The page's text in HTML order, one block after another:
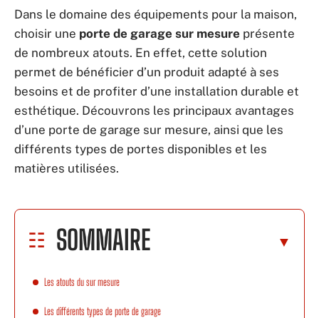
Dans le domaine des équipements pour la maison,
choisir une porte de garage sur mesure présente
de nombreux atouts. En effet, cette solution
permet de bénéficier d’un produit adapté à ses
besoins et de profiter d’une installation durable et
esthétique. Découvrons les principaux avantages
d’une porte de garage sur mesure, ainsi que les
différents types de portes disponibles et les
matières utilisées.
SOMMAIRE
Les atouts du sur mesure
Les différents types de porte de garage